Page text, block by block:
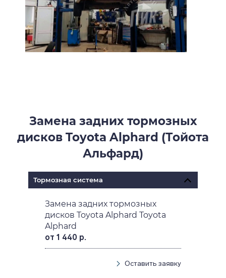
Замена задних тормозных
дисков Toyota Alphard (Тойота
Альфард)
Тормозная система
Замена задних тормозных
дисков Toyota Alphard Toyota
Alphard
от 1 440 р.
Оставить заявку